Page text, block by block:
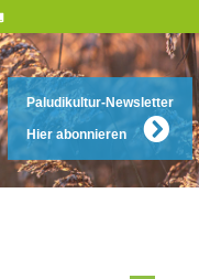
Paludikultur-Newsletter
Hier abonnieren